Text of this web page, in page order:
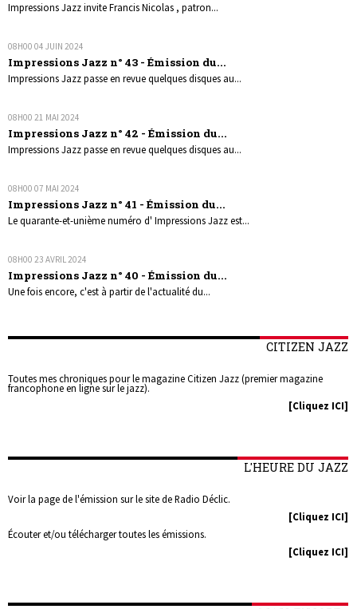
Impressions Jazz invite Francis Nicolas , patron...
08H00 04 JUIN 2024
Impressions Jazz n° 43 - Émission du...
Impressions Jazz passe en revue quelques disques au...
08H00 21 MAI 2024
Impressions Jazz n° 42 - Émission du...
Impressions Jazz passe en revue quelques disques au...
08H00 07 MAI 2024
Impressions Jazz n° 41 - Émission du...
Le quarante-et-unième numéro d' Impressions Jazz est...
08H00 23 AVRIL 2024
Impressions Jazz n° 40 - Émission du...
Une fois encore, c'est à partir de l'actualité du...
CITIZEN JAZZ
Toutes mes chroniques pour le magazine Citizen Jazz (premier magazine
francophone en ligne sur le jazz).
[Cliquez ICI]
L'HEURE DU JAZZ
Voir la page de l'émission sur le site de Radio Déclic.
[Cliquez ICI]
Écouter et/ou télécharger toutes les émissions.
[Cliquez ICI]